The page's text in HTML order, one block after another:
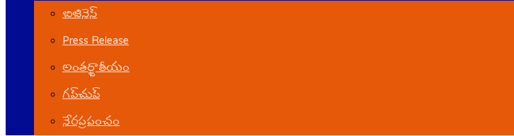
బిజినెస్
Press Release
అంతర్జాతీయం
గ‌ప్‌చుప్
నేర‌ప్ర‌పంచం